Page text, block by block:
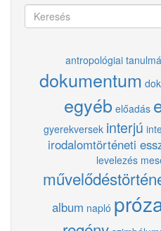
Keresés
antropológiai
dokumentum
egyéb előadás
gyerekversek interjú
irodalomtörténeti
levelezés
album napló